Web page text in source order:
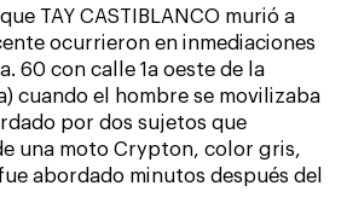
TAY CASTIBLANCO murió a
ocurrieron en inmediaciones
60 con calle 1a oeste de la
cuando el hombre se movilizaba
por dos sujetos que
una moto Crypton, color gris,
abordado minutos después del